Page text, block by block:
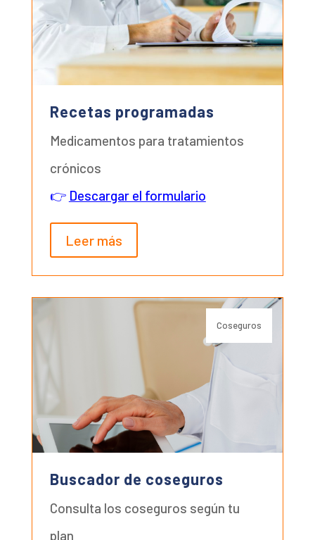
Recetas programadas
Medicamentos para tratamientos
crónicos
👉 Descargar el formulario
Leer más
Coseguros
Buscador de coseguros
Consulta los coseguros según tu
plan